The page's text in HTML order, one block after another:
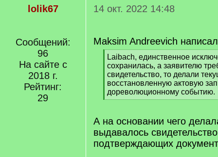
lolik67
Сообщений:
96
На сайте с
2018 г.
Рейтинг:
29
14 окт. 2022 14:48
Maksim Andreevich
[
q
]
Laibach, единственное
сохранилась, а заявителю
свидетельство, то делали
восстановленную актовую
дореволюционному событию.
[
q
]
А на основании чего
выдавалось
подтверждающих